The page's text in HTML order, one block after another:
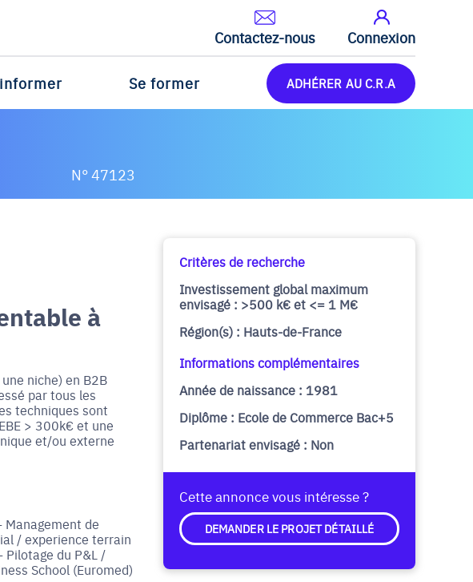
Contactez-nous Connexion
Se former ADHÉRER AU C.R.A
N° 47123
à
niche) en B2B
par tous les
techniques sont
> 300k€ et une
et/ou externe
de
/ experience terrain
Pilotage du P&L /
School (Euromed)
Critères de recherche
Investissement global maximum
envisagé : >500 k€ et <= 1 M€
Région(s) : Hauts-de-France
Informations complémentaires
Année de naissance : 1981
Diplôme : Ecole de Commerce Bac+5
Partenariat envisagé : Non
Cette annonce vous intéresse ?
DEMANDER LE PROJET DÉTAILLÉ